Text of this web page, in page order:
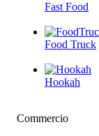
Fast Food
Food Truck
Hookah
Commercio